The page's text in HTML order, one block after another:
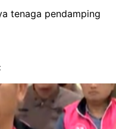
tenaga pendamping